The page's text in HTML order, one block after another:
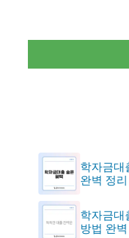
학자금대
완벽 정
학자금대
방법 완